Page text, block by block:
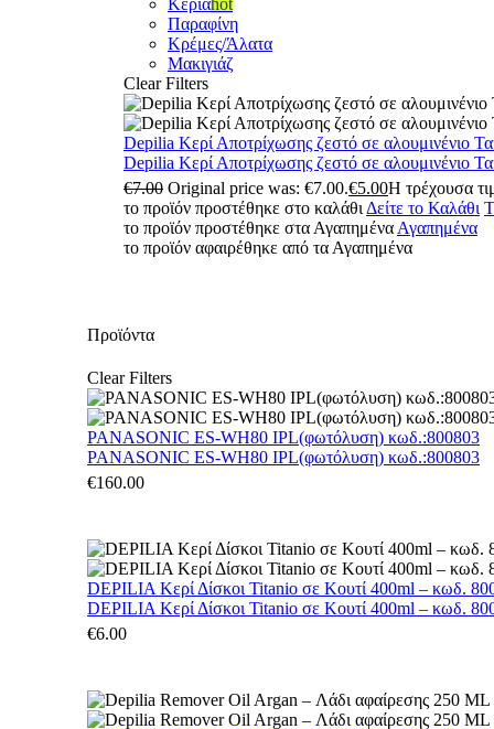
Κεριάhot
Παραφίνη
Κρέμες/Άλατα
Μακιγιάζ
Clear Filters
Depilia Κερί Αποτρίχωσης ζεστό σε αλουμινένιο
Depilia Κερί Αποτρίχωσης ζεστό σε αλουμινένιο
€7.00 Original price was: €7.00.€5.00Η τρέχουσα
το προϊόν προστέθηκε στο καλάθι Δείτε το Καλάθι
το προϊόν προστέθηκε στα Αγαπημένα Αγαπημένα
το προϊόν αφαιρέθηκε από τα Αγαπημένα
Προϊόντα
Clear Filters
PANASONIC ES-WH80 IPL(φωτόλυση) κωδ.:800803
PANASONIC ES-WH80 IPL(φωτόλυση) κωδ.:800803
€160.00
DEPILIA Κερί Δίσκοι Titanio σε Κουτί 400ml – κωδ.
DEPILIA Κερί Δίσκοι Titanio σε Κουτί 400ml – κωδ.
€6.00